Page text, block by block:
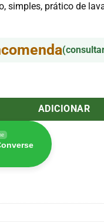
simples, prático de
Rosa Amsterdam
ADICIONAR